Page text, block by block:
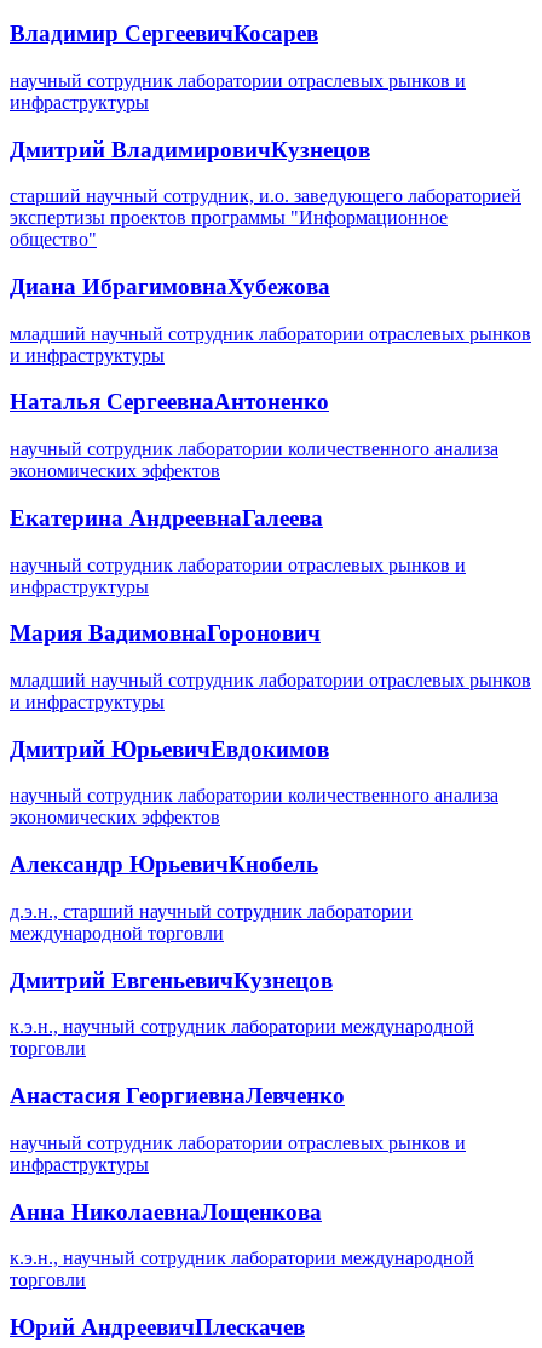
Владимир СергеевичКосарев
научный сотрудник лаборатории отраслевых рынков и
инфраструктуры
Дмитрий ВладимировичКузнецов
старший научный сотрудник, и.о. заведующего лабораторией
экспертизы проектов программы "Информационное
общество"
Диана ИбрагимовнаХубежова
младший научный сотрудник лаборатории отраслевых рынков
и инфраструктуры
Наталья СергеевнаАнтоненко
научный сотрудник лаборатории количественного анализа
экономических эффектов
Екатерина АндреевнаГалеева
научный сотрудник лаборатории отраслевых рынков и
инфраструктуры
Мария ВадимовнаГоронович
младший научный сотрудник лаборатории отраслевых рынков
и инфраструктуры
Дмитрий ЮрьевичЕвдокимов
научный сотрудник лаборатории количественного анализа
экономических эффектов
Александр ЮрьевичКнобель
д.э.н., старший научный сотрудник лаборатории
международной торговли
Дмитрий ЕвгеньевичКузнецов
к.э.н., научный сотрудник лаборатории международной
торговли
Анастасия ГеоргиевнаЛевченко
научный сотрудник лаборатории отраслевых рынков и
инфраструктуры
Анна НиколаевнаЛощенкова
к.э.н., научный сотрудник лаборатории международной
торговли
Юрий АндреевичПлескачев